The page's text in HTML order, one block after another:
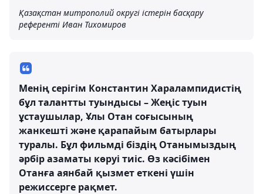
Қазақстан митрополий округі істерін басқару
референті Иван Тихомиров
Менің серігім Константин Харалампидистің
бұл талантты туындысы – Жеңіс туын
ұстаушылар, Ұлы Отан соғысының
жанкешті және қарапайым батырлары
туралы. Бұл фильмді біздің Отанымыздың
әрбір азаматы көруі тиіс. Өз кәсібімен
Отанға аянбай қызмет еткені үшін
режиссерге рақмет.